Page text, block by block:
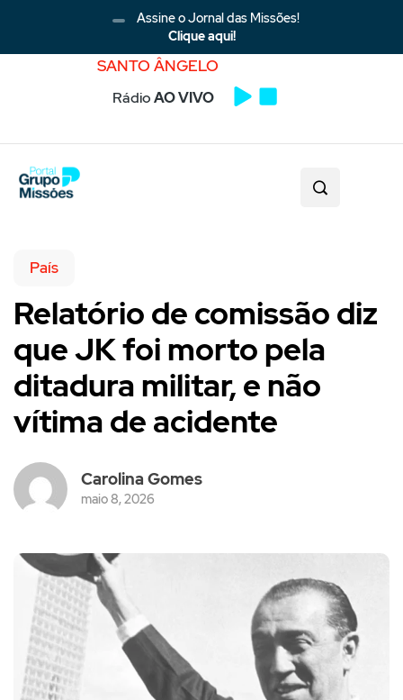
Assine o Jornal das Missões!
Clique aqui!
SANTO ÂNGELO
RádioAO VIVO
País
Relatório de comissão diz
que JK foi morto pela
ditadura militar, e não
vítima de acidente
Carolina Gomes
maio 8, 2026